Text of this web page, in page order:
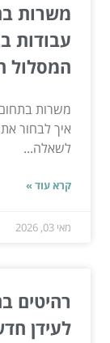
משרות
עבודות
המסלול
משרות
איך לבחור
לשאלה...
קרא עוד »
מאי 03, 2026
רהיטים
לעידן